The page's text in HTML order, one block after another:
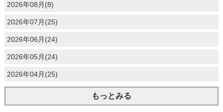
2026年08月(8)
2026年07月(25)
2026年06月(24)
2026年05月(24)
2026年04月(25)
もっとみる